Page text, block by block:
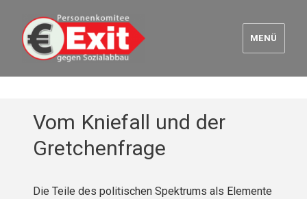
Euro Exit
MENÜ
Vom Kniefall und der
Gretchenfrage
Die Teile des politischen Spektrums als Elemente